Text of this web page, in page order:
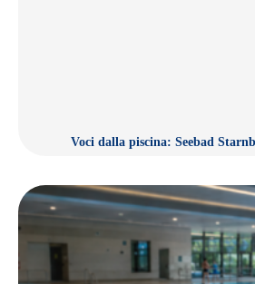
Voci dalla piscina: Seebad